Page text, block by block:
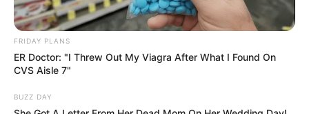
FRIDAY PLANS
ER Doctor: "I Threw Out My Viagra After What I Found On
CVS Aisle 7"
BUZZ DAY